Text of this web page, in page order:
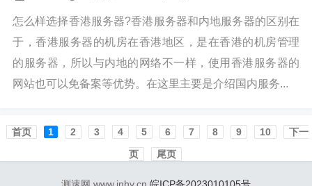
怎么样选择香港服务器?香港服务器和内地服务器的区别在
于，香港服务器的机房在香港地区，是在香港的机房管理
的服务器，所以与内地的网络不一样，使用香港服务器的
网站也可以免备案等优势。在这里主要是介绍国内服务...
首页️ 1 2 3 4 5 6 7 8 9 10
下一
页
尾页